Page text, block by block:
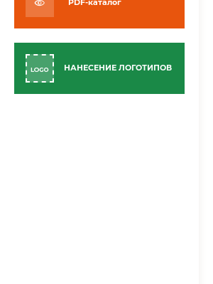
НАНЕСЕНИЕ ЛОГОТИПОВ